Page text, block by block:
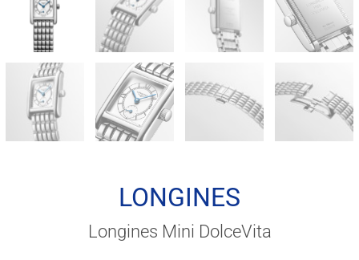
LONGINES
Longines Mini DolceVita